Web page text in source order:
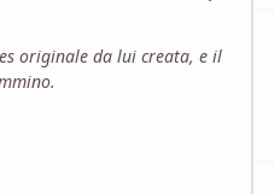
originale da lui creata, e il